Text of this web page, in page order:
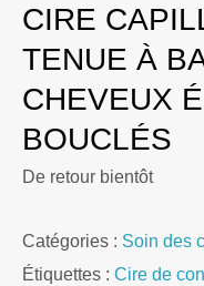
CIRE
TENUE À
CHEVEUX
BOUCLÉS
De retour bientôt
Catégories : Soin des
Étiquettes : Cire de